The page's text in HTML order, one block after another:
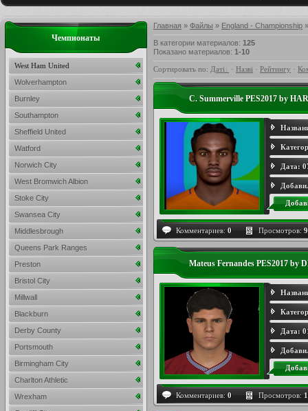
Главная » Файлы » England - Championship
В категории материалов: 125
Показано материалов: 1-10
Сортировать по: Даті · Назві · Рейтингу ·
C. Summerville PES2017 by
Дата:
Комментариев: 0 Просмотров:
Mateus Fernandes PES2017 by
Дата:
Комментариев: 0 Просмотров:
Чемпионаты
West Ham United
Wolverhampton
Burnley
Southampton
Sheffield United
Watford
Norwich City
West Bromwich Albion
Stoke City
Swansea City
Middlesbrough
Queens Park Ranges
Preston
Bristol City
Millwall
Blackburn
Derby County
Portsmouth
Birmingham City
Charlton Athletic
Wrexham